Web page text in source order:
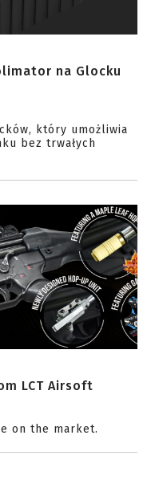
na Glocku
który umożliwia
bez trwałych
LCT Airsoft
on the market.